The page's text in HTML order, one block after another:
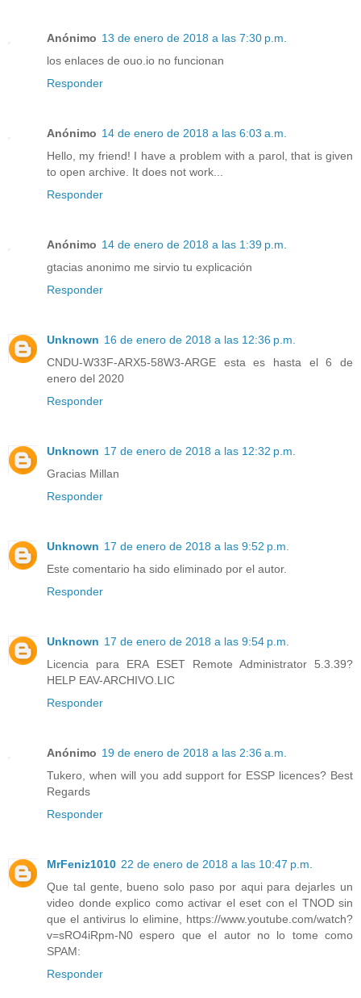
Anónimo 13 de enero de 2018 a las 7:30 p.m.
los enlaces de ouo.io no funcionan
Responder
Anónimo 14 de enero de 2018 a las 6:03 a.m.
Hello, my friend! I have a problem with a parol, that is given
to open archive. It does not work...
Responder
Anónimo 14 de enero de 2018 a las 1:39 p.m.
gtacias anonimo me sirvio tu explicación
Responder
Unknown 16 de enero de 2018 a las 12:36 p.m.
CNDU-W33F-ARX5-58W3-ARGE esta es hasta el 6 de
enero del 2020
Responder
Unknown 17 de enero de 2018 a las 12:32 p.m.
Gracias Millan
Responder
Unknown 17 de enero de 2018 a las 9:52 p.m.
Este comentario ha sido eliminado por el autor.
Responder
Unknown 17 de enero de 2018 a las 9:54 p.m.
Licencia para ERA ESET Remote Administrator 5.3.39?
HELP EAV-ARCHIVO.LIC
Responder
Anónimo 19 de enero de 2018 a las 2:36 a.m.
Tukero, when will you add support for ESSP licences? Best
Regards
Responder
MrFeniz1010 22 de enero de 2018 a las 10:47 p.m.
Que tal gente, bueno solo paso por aqui para dejarles un
video donde explico como activar el eset con el TNOD sin
que el antivirus lo elimine, https://www.youtube.com/watch?
v=sRO4iRpm-N0 espero que el autor no lo tome como
SPAM:
Responder